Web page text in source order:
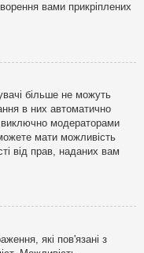
вами прикріплених
більше не можуть
в них автоматично
модераторами
мати можливість
від прав, наданих вам
які пов'язані з